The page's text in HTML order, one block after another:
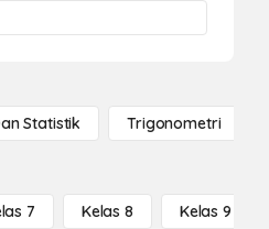
Statistik Trigonometri
7 Kelas 8 Kelas 9